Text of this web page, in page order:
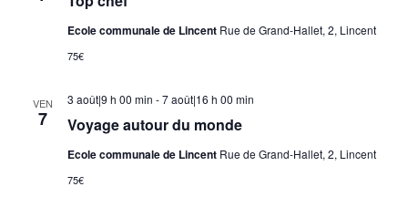
Ecole communale de Lincent Rue de Grand-Hallet, 2, Lincent
75€
VEN
7 Voyage autour du monde
3 août|9 h 00 min -7 août|16 h 00 min
Ecole communale de Lincent Rue de Grand-Hallet, 2, Lincent
75€